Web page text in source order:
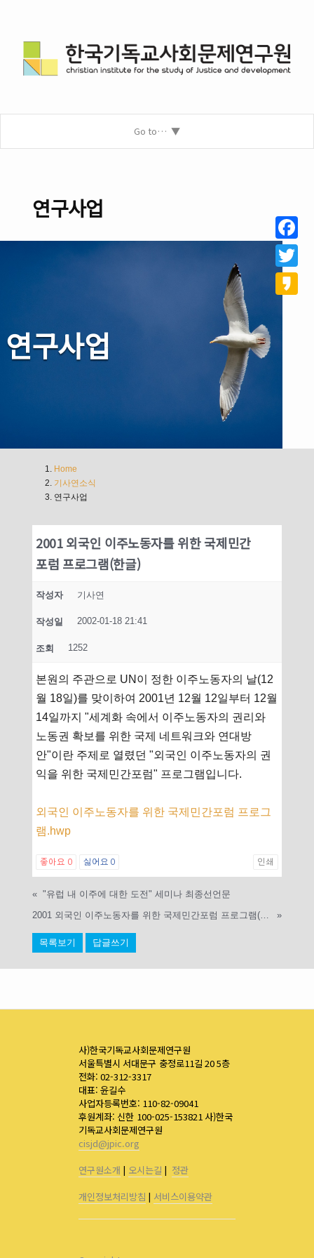
Go to…
연구사업
연구사업
Home
기사연소식
연구사업
2001 외국인 이주노동자를 위한 국제민간
포럼 프로그램(한글)
작성자 기사연
작성일 2002-01-18 21:41
조회 1252
본원의 주관으로 UN이 정한 이주노동자의 날(12
월 18일)를 맞이하여 2001년 12월 12일부터 12월
14일까지 "세계화 속에서 이주노동자의 권리와
노동권 확보를 위한 국제 네트워크와 연대방
안"이란 주제로 열렸던 "외국인 이주노동자의 권
익을 위한 국제민간포럼" 프로그램입니다.
외국인 이주노동자를 위한 국제민간포럼 프로그
램.hwp
좋아요 0 싫어요 0 인쇄
« "유럽 내 이주에 대한 도전" 세미나 최종선언문
»
목록보기 답글쓰기
사)한국기독교사회문제연구원
서울특별시 서대문구 충정로11길 20 5층
전화: 02-312-3317
대표: 윤길수
사업자등록번호: 110-82-09041
후원계좌: 신한 100-025-153821 사)한국
기독교사회문제연구원
cisjd@jpic.org
연구원소개 | 오시는길 | 정관
개인정보처리방침 | 서비스이용약관
Twitter